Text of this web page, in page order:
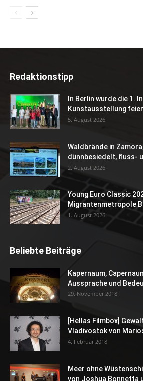
Redaktionstipp
In Berlin wurde die 1.
Kunstausstellung
5. August 2026
Waldbrände in
dünnbesiedelt, fluss-
2. August 2026
Young Euro Classic
Migrantenmetropole
1. August 2026
Beliebte Beiträge
Kapernaum,
Aussprache und
29. November 2018
[Hellas Filmbox]
Vladivostok von
4. Februar 2018
Meer ohne
von Joshua Bonnetta